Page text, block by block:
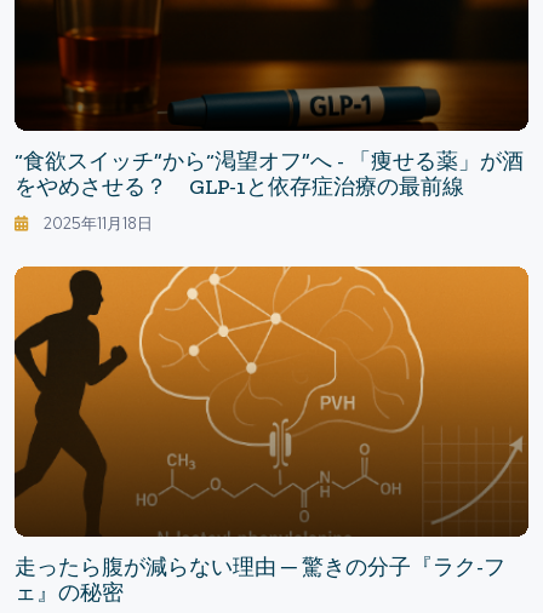
“食欲スイッチ”から“渇望オフ”へ - 「痩せる薬」が酒
をやめさせる？ GLP-1と依存症治療の最前線
2025年11月18日
走ったら腹が減らない理由 ─ 驚きの分子『ラク-フ
ェ』の秘密